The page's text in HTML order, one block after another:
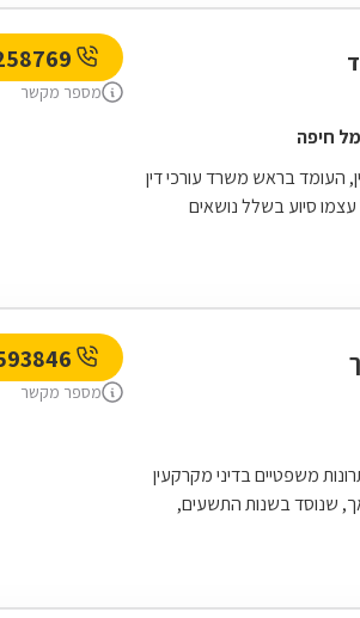
העומד בראש משרד עורכי דין
סיוע בשלל נושאים
מספר מקשר
משפטיים בדיני מקרקעין
מלאך, שנוסד בשנות התשעים,
מספר מקשר